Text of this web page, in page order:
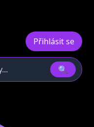
Přihlásit se
🔍